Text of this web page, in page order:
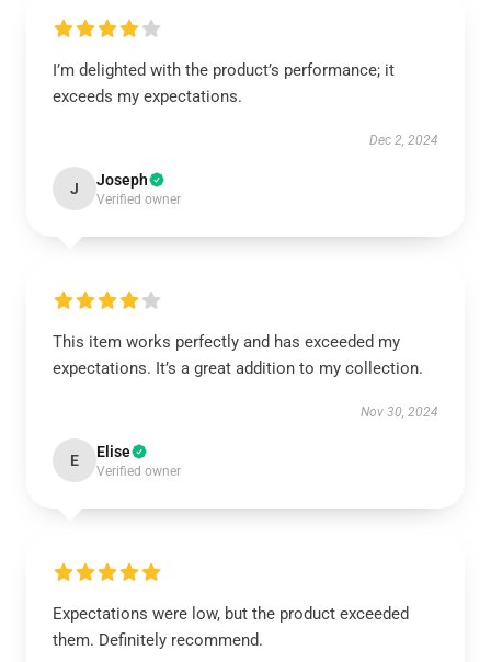
I’m delighted with the product’s performance; it
exceeds my expectations.
Dec 2, 2024
J Joseph
Verified owner
This item works perfectly and has exceeded my
expectations. It’s a great addition to my collection.
Nov 30, 2024
E Elise
Verified owner
Expectations were low, but the product exceeded
them. Definitely recommend.